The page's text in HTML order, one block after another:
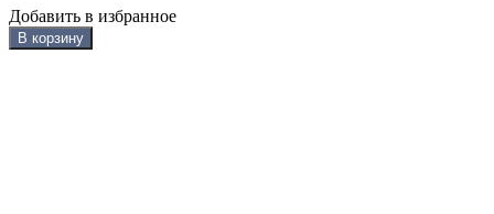
Добавить в избранное
В корзину